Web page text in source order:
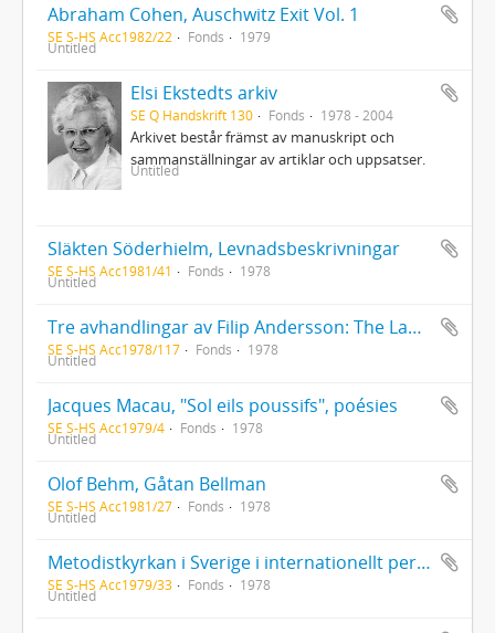
Abraham Cohen, Auschwitz Exit Vol. 1
SE S-HS Acc1982/22 Fonds 1979
Untitled
Elsi Ekstedts arkiv
SE Q Handskrift 130 Fonds 1978 - 2004
Arkivet består främst av manuskript och
sammanställningar av artiklar och uppsatser.
Untitled
Släkten Söderhielm, Levnadsbeskrivningar
SE S-HS Acc1981/41 Fonds 1978
Untitled
Tre avhandlingar av Filip Andersson: The Laws of Density, Pressure and Temperature within a heat-producing and gravitating spherical Mass of Gases; The consequenses of the law of Boyle; Determination of the absolute temperature
SE S-HS Acc1978/117 Fonds 1978
Untitled
Jacques Macau, "Sol eils poussifs", poésies
SE S-HS Acc1979/4 Fonds 1978
Untitled
Olof Behm, Gåtan Bellman
SE S-HS Acc1981/27 Fonds 1978
Untitled
Metodistkyrkan i Sverige i internationellt perspektiv. Om metodismens internationella utveckling idag och dess konsekvenser för Metodistkyrkan i Sverige
SE S-HS Acc1979/33 Fonds 1978
Untitled